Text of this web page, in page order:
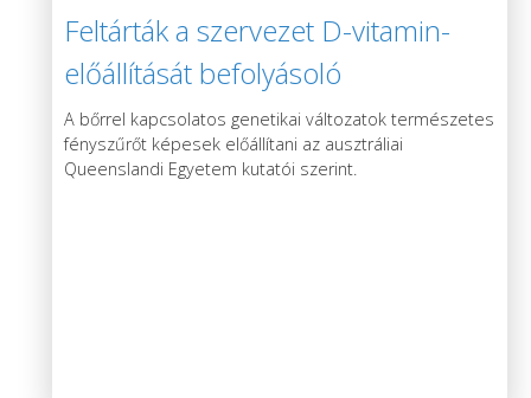
Feltárták a szervezet D-vitamin-
előállítását befolyásoló
génváltozatokat
A bőrrel kapcsolatos genetikai változatok természetes
fényszűrőt képesek előállítani az ausztráliai
Queenslandi Egyetem kutatói szerint.